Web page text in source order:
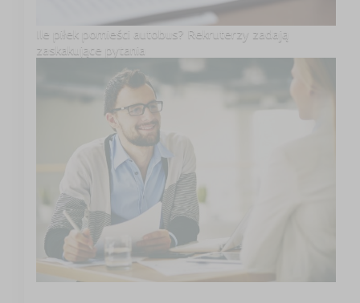
Ile piłek pomieści autobus? Rekruterzy zadają
zaskakujące pytania